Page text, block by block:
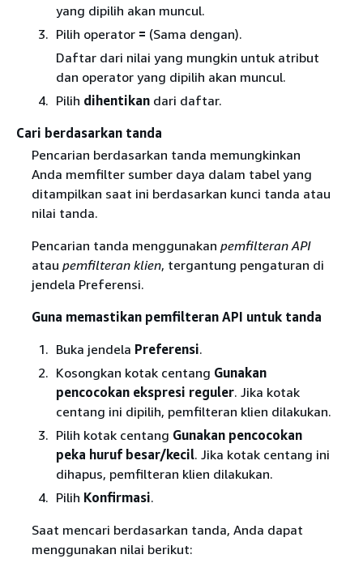
yang dipilih akan muncul.
Pilih operator = (Sama dengan).
Daftar dari nilai yang mungkin untuk atribut
dan operator yang dipilih akan muncul.
Pilih dihentikandari daftar.
Cari berdasarkan tanda
Pencarian berdasarkan tanda memungkinkan
Anda memfilter sumber daya dalam tabel yang
ditampilkan saat ini berdasarkan kunci tanda atau
nilai tanda.
Pencarian tanda menggunakan pemfilteran API
atau pemfilteran klien, tergantung pengaturan di
jendela Preferensi.
Guna memastikan pemfilteran API untuk tanda
Buka jendela Preferensi.
Kosongkan kotak centang Gunakan
pencocokan ekspresi reguler. Jika kotak
centang ini dipilih, pemfilteran klien dilakukan.
Pilih kotak centang Gunakan pencocokan
peka huruf besar/kecil. Jika kotak centang ini
dihapus, pemfilteran klien dilakukan.
Pilih Konfirmasi.
Saat mencari berdasarkan tanda, Anda dapat
menggunakan nilai berikut: